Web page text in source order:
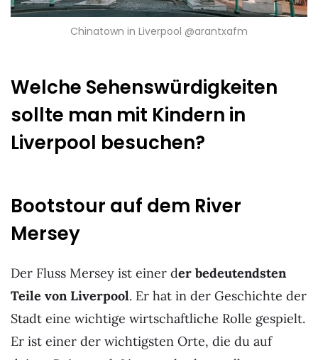
Chinatown in Liverpool @arantxafm
Welche Sehenswürdigkeiten
sollte man mit Kindern in
Liverpool besuchen?
Bootstour auf dem River
Mersey
Der Fluss Mersey ist einer der bedeutendsten
Teile von Liverpool. Er hat in der Geschichte der
Stadt eine wichtige wirtschaftliche Rolle gespielt.
Er ist einer der wichtigsten Orte, die du auf